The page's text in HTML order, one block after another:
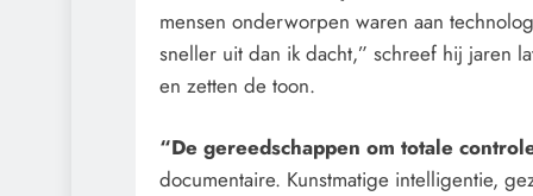
mensen onderworpen waren aan
sneller uit dan ik dacht,” schreef hij jaren
en zetten de toon.
“De gereedschappen om totale
documentaire. Kunstmatige intelligentie,